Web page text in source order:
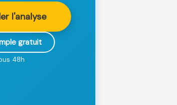
l'analyse
gratuit
48h